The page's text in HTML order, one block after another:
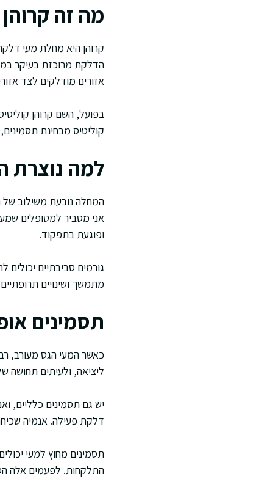
מה זה קרוהן
קרוהן היא מחלת מעי
הדלקת מרוכזת בעיקר
אזורים מודלקים לצד
בפועל, השם קרוהן
קוליטיס מבחינת
למה נוצרת
המחלה נובעת משילוב של
אני מסביר למטופלים
ופוגעת בתפקוד.
גורמים סביבתיים
מתמשך ושינויים
תסמינים
כאשר המעי הגס מעורב,
ליציאה, ולעיתים תחושה
יש גם תסמינים כלליים,
דלקת פעילה. אנמיה
תסמינים מחוץ למעי
התלקחות. לפעמים אלה